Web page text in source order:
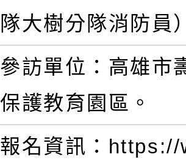
隊大樹分隊消防員
參訪單位：高雄市
保護教育園區。
報名資訊：